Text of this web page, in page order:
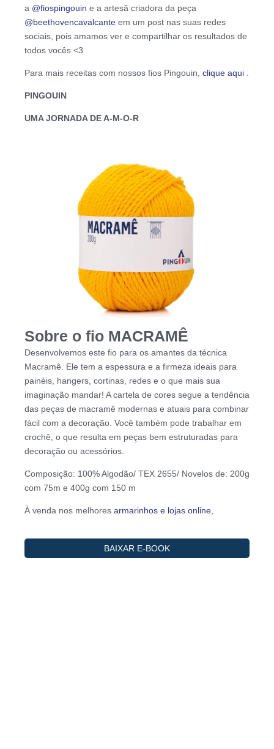
a @fiospingouin e a artesã criadora da peça
@beethovencavalcante em um post nas suas redes
sociais, pois amamos ver e compartilhar os resultados de
todos vocês <3
Para mais receitas com nossos fios Pingouin, clique aqui .
PINGOUIN
UMA JORNADA DE A-M-O-R
Sobre o fio MACRAMÊ
Desenvolvemos este fio para os amantes da técnica
Macramê. Ele tem a espessura e a firmeza ideais para
painéis, hangers, cortinas, redes e o que mais sua
imaginação mandar! A cartela de cores segue a tendência
das peças de macramê modernas e atuais para combinar
fácil com a decoração. Você também pode trabalhar em
crochê, o que resulta em peças bem estruturadas para
decoração ou acessórios.
Composição: 100% Algodão/ TEX 2655/ Novelos de: 200g
com 75m e 400g com 150 m
À venda nos melhores armarinhos e lojas online,